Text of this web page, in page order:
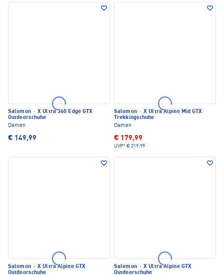
Salomon · X Ultra 360 Edge GTX
Outdoorschuhe
Damen
€ 149,99
Salomon · X Ultra Alpine Mid GTX
Trekkingschuhe
Damen
€ 179,99
UVP* € 219,99
Salomon · X Ultra Alpine GTX
Outdoorschuhe
Salomon · X Ultra Alpine GTX
Outdoorschuhe